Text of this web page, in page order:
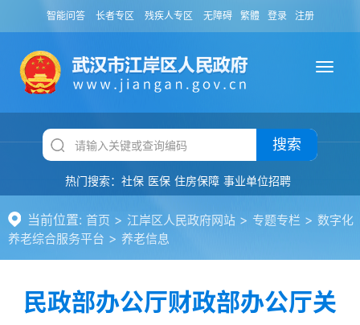
智能问答 长者专区 残疾人专区 无障碍 繁體 登录 注册
搜索
热门搜索： 社保 医保 住房保障 事业单位招聘
当前位置: 首页 > 江岸区人民政府网站 > 专题专栏 > 数字化
养老综合服务平台 > 养老信息
民政部办公厅财政部办公厅关